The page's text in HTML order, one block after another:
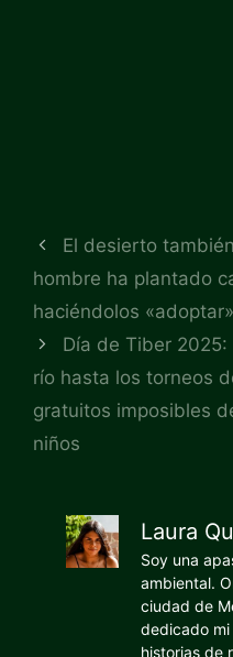
El desierto
hombre ha plantado
haciéndolos
Día de Tiber
río hasta los torneos
gratuitos imposibles
niños
Laura
Soy una
ambiental.
ciudad de
dedicado
historias de